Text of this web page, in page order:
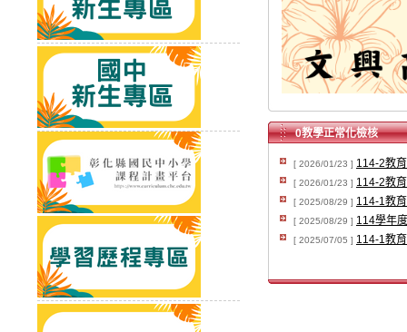
0教學正常化檢核
[ 2026/01/23 ] 114-2教
[ 2026/01/23 ] 114-2教
[ 2025/08/29 ] 114-1教
[ 2025/08/29 ] 114學年
[ 2025/07/05 ] 114-1教